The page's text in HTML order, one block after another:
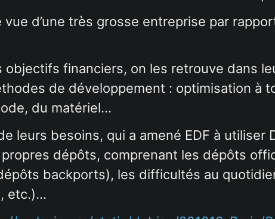
d’une très grosse entreprise par
objectifs financiers, on les retrouve dans
de développement : optimisation à
du matériel…
leurs besoins, qui a amené EDF à utiliser
dépôts, comprenant les dépôts
backports), les difficultés au
etc.)…